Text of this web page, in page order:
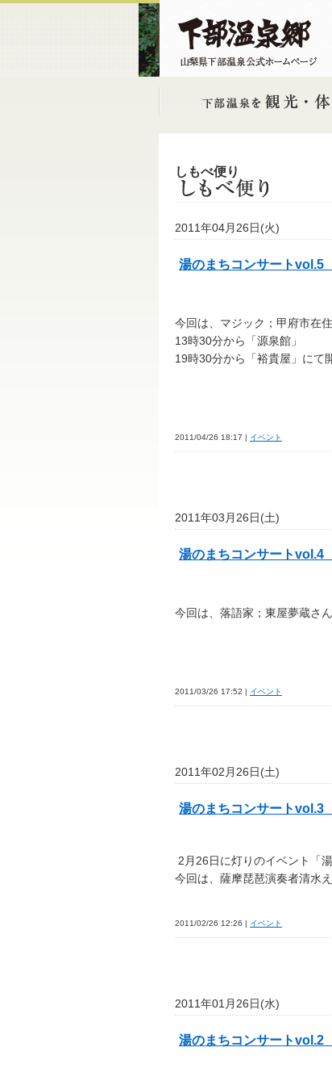
しもべ便り
2011年04月26日(火)
湯のまちコンサートvol.5
今回は、マジック；甲府市在
13時30分から「源泉館」
19時30分から「裕貴屋」にて
2011/04/26 18:17 | イベント
2011年03月26日(土)
湯のまちコンサートvol.4
今回は、落語家；東屋夢蔵さ
2011/03/26 17:52 | イベント
2011年02月26日(土)
湯のまちコンサートvol.3
2月26日に灯りのイベント「
今回は、薩摩琵琶演奏者清水
2011/02/26 12:26 | イベント
2011年01月26日(水)
湯のまちコンサートvol.2